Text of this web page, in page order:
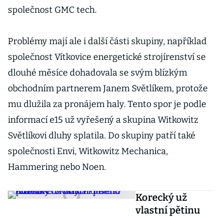
společnost GMC tech.
Problémy mají ale i další části skupiny, například
společnost Vítkovice energetické strojírenství se
dlouhé měsíce dohadovala se svým blízkým
obchodním partnerem Janem Světlíkem, protože
mu dlužila za pronájem haly. Tento spor je podle
informací e15 už vyřešený a skupina Witkowitz
Světlíkovi dluhy splatila. Do skupiny patří také
společnosti Envi, Witkowitz Mechanica,
Hammering nebo Noen.
Korecký už
vlastní pětinu